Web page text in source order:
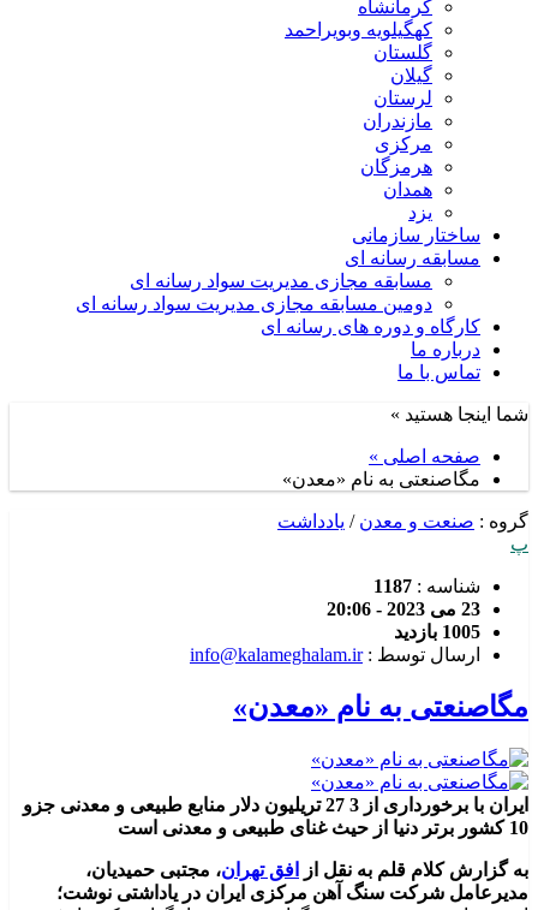
کرمانشاه
کهگیلویه وبویراحمد
گلستان
گیلان
لرستان
مازندران
مرکزی
هرمزگان
همدان
یزد
ساختار سازمانی
مسابقه رسانه ای
مسابقه مجازی مدیریت سواد رسانه ای
دومین مسابقه مجازی مدیریت سواد رسانه ای
کارگاه و دوره های رسانه ای
درباره ما
تماس با ما
شما اینجا هستید »
صفحه اصلی »
مگاصنعتی به نام «معدن»
گروه : صنعت و معدن / یادداشت
پ
شناسه : 1187
23 می 2023 - 20:06
1005 بازدید
ارسال توسط :info@kalameghalam.ir
مگاصنعتی به نام «معدن»
ایران با برخورداری از 3 27 تریلیون دلار منابع طبیعی و معدنی جزو
10 کشور برتر دنیا از حیث غنای طبیعی و معدنی است
به گزارش کلام قلم به نقل از افق تهران، مجتبی حمیدیان،
مدیرعامل شرکت سنگ آهن مرکزی ایران در یاداشتی نوشت؛